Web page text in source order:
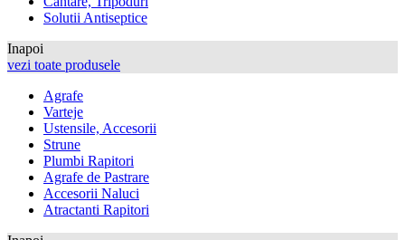
Solutii Antiseptice
Inapoi
vezi toate produsele
Agrafe
Varteje
Ustensile, Accesorii
Strune
Plumbi Rapitori
Agrafe de Pastrare
Accesorii Naluci
Atractanti Rapitori